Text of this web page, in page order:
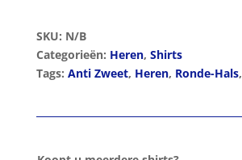
SKU: N/B
Categorieën: Heren, Shirts
Tags: Anti Zweet, Heren, Ronde-Hals,